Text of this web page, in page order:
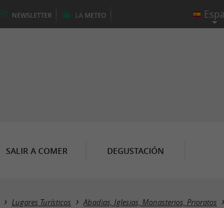
NEWSLETTER LA METEO
SALIR A COMER DEGUSTACIÓN
Lugares Turísticos Abadias, Iglesias, Monasterios, Prioratos